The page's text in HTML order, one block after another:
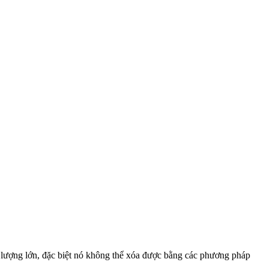
lớn, đặc biệt nó không thể xóa được bằng các phương pháp